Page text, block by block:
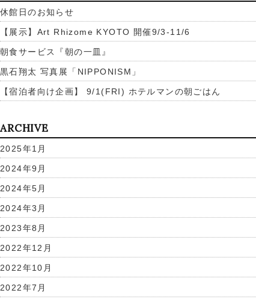
休館日のお知らせ
【展示】Art Rhizome KYOTO 開催9/3-11/6
朝食サービス『朝の一皿』
黒石翔太 写真展「NIPPONISM」
【宿泊者向け企画】 9/1(FRI) ホテルマンの朝ごはん
ARCHIVE
2025年1月
2024年9月
2024年5月
2024年3月
2023年8月
2022年12月
2022年10月
2022年7月